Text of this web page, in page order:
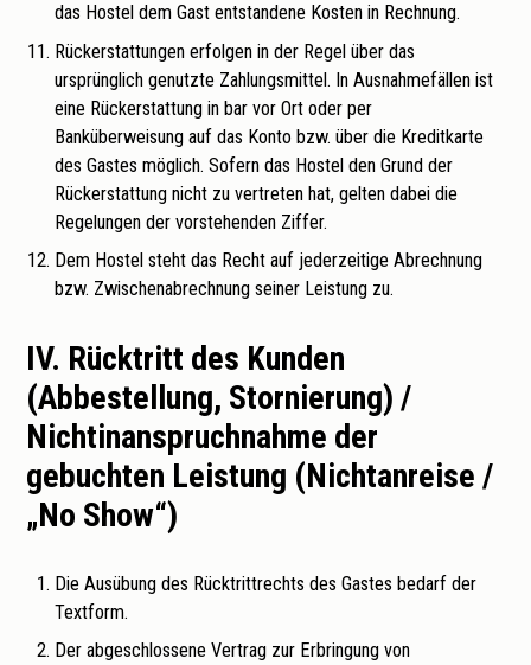
das Hostel dem Gast entstandene Kosten in Rechnung.
Rückerstattungen erfolgen in der Regel über das
ursprünglich genutzte Zahlungsmittel. In Ausnahmefällen ist
eine Rückerstattung in bar vor Ort oder per
Banküberweisung auf das Konto bzw. über die Kreditkarte
des Gastes möglich. Sofern das Hostel den Grund der
Rückerstattung nicht zu vertreten hat, gelten dabei die
Regelungen der vorstehenden Ziffer.
Dem Hostel steht das Recht auf jederzeitige Abrechnung
bzw. Zwischenabrechnung seiner Leistung zu.
IV. Rücktritt des Kunden
(Abbestellung, Stornierung) /
Nichtinanspruchnahme der
gebuchten Leistung (Nichtanreise /
„No Show“)
Die Ausübung des Rücktrittrechts des Gastes bedarf der
Textform.
Der abgeschlossene Vertrag zur Erbringung von